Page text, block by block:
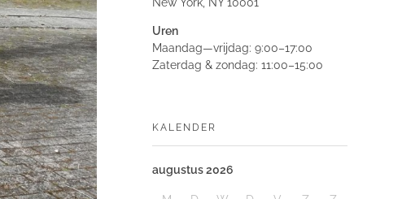
New York, NY 10001
Uren
Maandag—vrijdag: 9:00–17:00
Zaterdag & zondag: 11:00–15:00
KALENDER
augustus 2026